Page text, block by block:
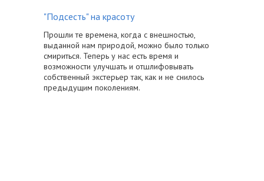
"Подсесть" на красоту
Прошли те времена, когда с внешностью,
выданной нам природой, можно было только
смириться. Теперь у нас есть время и
возможности улучшать и отшлифовывать
собственный экстерьер так, как и не снилось
предыдущим поколениям.